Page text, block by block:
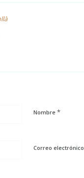
Nombre *
Correo electrónico